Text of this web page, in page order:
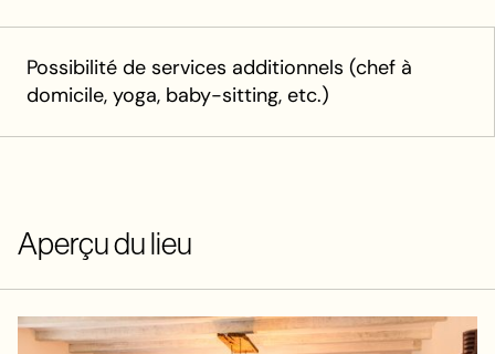
Possibilité de services additionnels (chef à
domicile, yoga, baby-sitting, etc.)
Aperçu du lieu